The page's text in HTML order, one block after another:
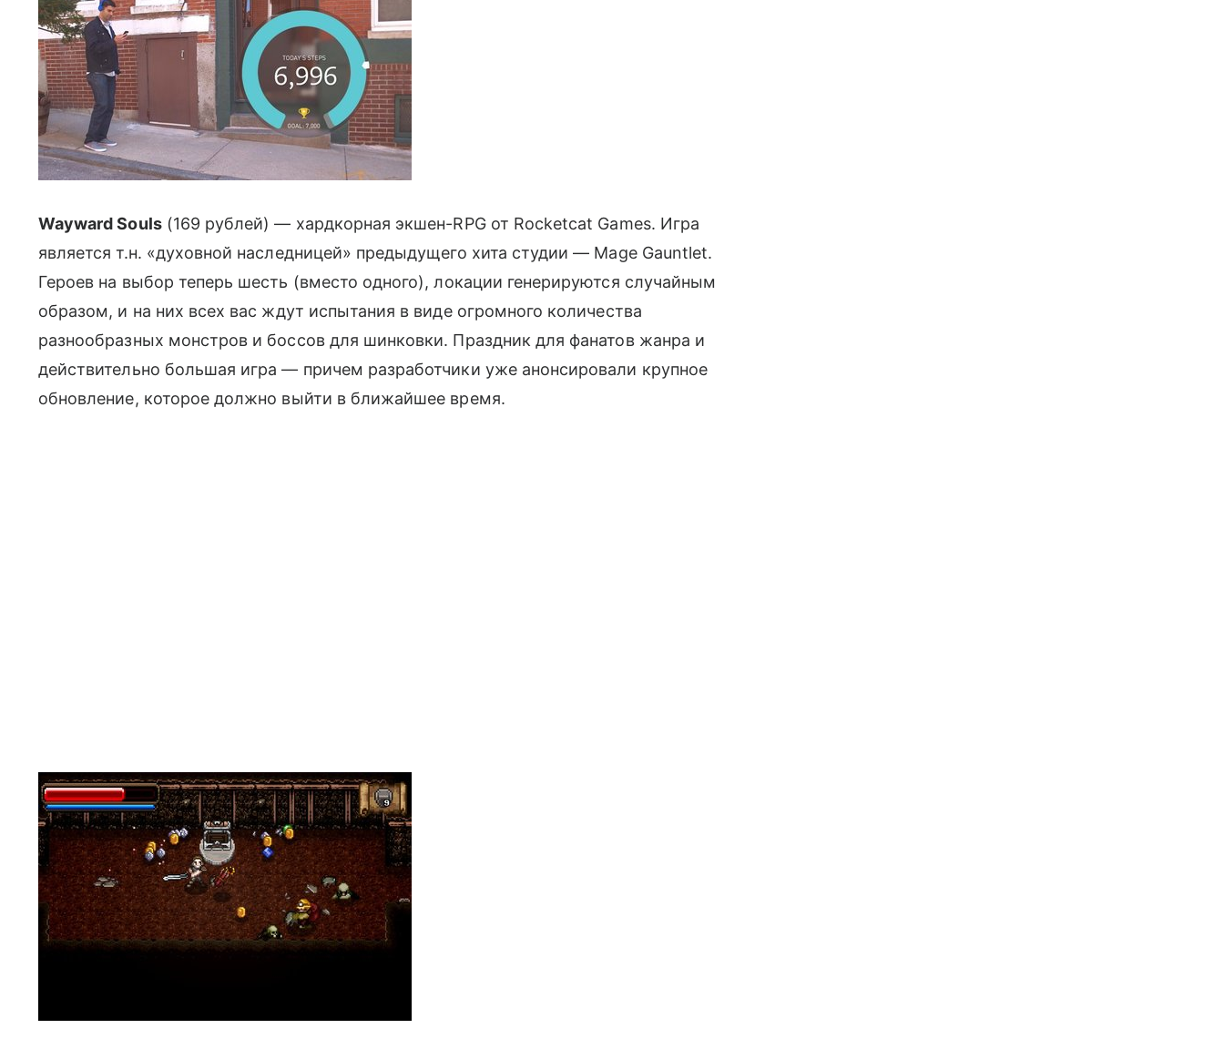
Wayward Souls(169 рублей) — хардкорная экшен-RPG от Rocketcat Games. Игра
является т.н. «духовной наследницей» предыдущего хита студии — Mage Gauntlet.
Героев на выбор теперь шесть (вместо одного), локации генерируются случайным
образом, и на них всех вас ждут испытания в виде огромного количества
разнообразных монстров и боссов для шинковки. Праздник для фанатов жанра и
действительно большая игра — причем разработчики уже анонсировали крупное
обновление, которое должно выйти в ближайшее время.